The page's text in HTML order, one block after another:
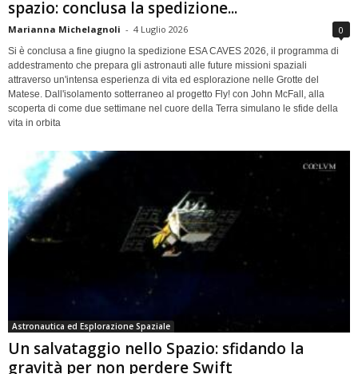
spazio: conclusa la spedizione...
Marianna Michelagnoli - 4 Luglio 2026 0
Si è conclusa a fine giugno la spedizione ESA CAVES 2026, il programma di
addestramento che prepara gli astronauti alle future missioni spaziali
attraverso un'intensa esperienza di vita ed esplorazione nelle Grotte del
Matese. Dall'isolamento sotterraneo al progetto Fly! con John McFall, alla
scoperta di come due settimane nel cuore della Terra simulano le sfide della
vita in orbita
Astronautica ed Esplorazione Spaziale
Un salvataggio nello Spazio: sfidando la
gravità per non perdere Swift